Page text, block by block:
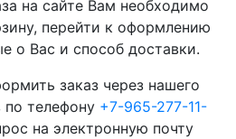
на сайте Вам необходимо
перейти к оформлению
о Вас и способ доставки.
заказ через нашего
телефону +7-965-277-11-
на электронную почту